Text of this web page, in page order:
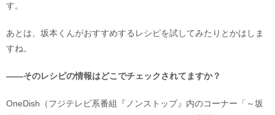
す。
あとは、坂本くんがおすすめするレシピを試してみたりとかはしま
すね。
――そのレシピの情報はどこでチェックされてますか？
OneDish（フジテレビ系番組『ノンストップ』内のコーナー「～坂